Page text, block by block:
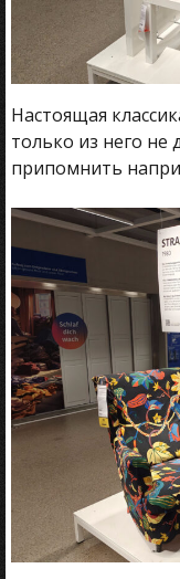
Настоящая
только из него не
припомнить